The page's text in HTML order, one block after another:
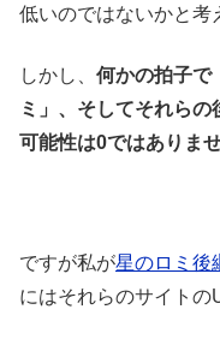
低いのではないかと考
しかし、 何かの拍子で
ミ」、そしてそれら
可能性は0ではありま
ですが私が星のロミ後
にはそれらのサイトの